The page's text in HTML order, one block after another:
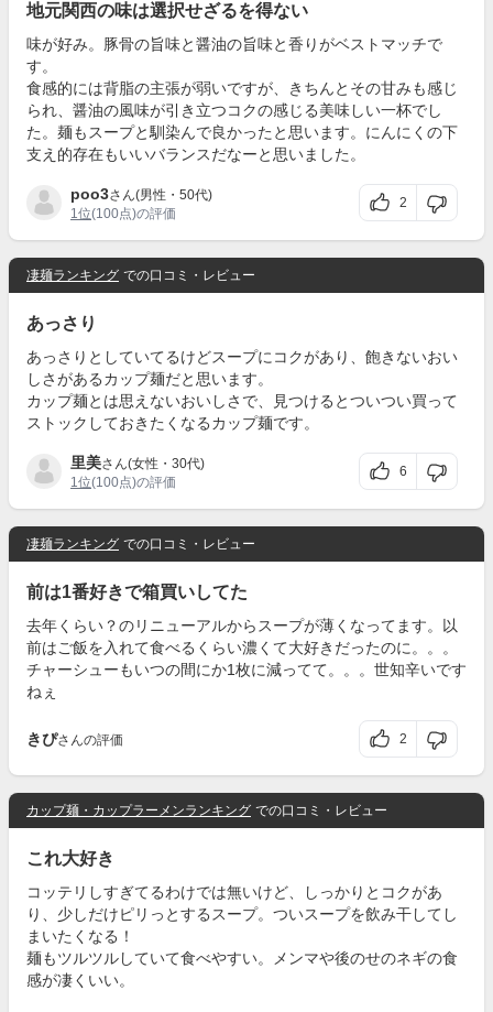
地元関西の味は選択せざるを得ない
味が好み。豚骨の旨味と醤油の旨味と香りがベストマッチで
す。
食感的には背脂の主張が弱いですが、きちんとその甘みも感じ
られ、醤油の風味が引き立つコクの感じる美味しい一杯でし
た。麺もスープと馴染んで良かったと思います。にんにくの下
支え的存在もいいバランスだなーと思いました。
poo3さん(男性・50代)
1位(100点)の評価
2
凄麺ランキング での口コミ・レビュー
あっさり
あっさりとしていてるけどスープにコクがあり、飽きないおい
しさがあるカップ麺だと思います。
カップ麺とは思えないおいしさで、見つけるとついつい買って
ストックしておきたくなるカップ麺です。
里美さん(女性・30代)
1位(100点)の評価
6
凄麺ランキング での口コミ・レビュー
前は1番好きで箱買いしてた
去年くらい？のリニューアルからスープが薄くなってます。以
前はご飯を入れて食べるくらい濃くて大好きだったのに。。。
チャーシューもいつの間にか1枚に減ってて。。。世知辛いです
ねぇ
きぴさんの評価 2
カップ麺・カップラーメンランキング での口コミ・レビュー
これ大好き
コッテリしすぎてるわけでは無いけど、しっかりとコクがあ
り、少しだけピリっとするスープ。ついスープを飲み干してし
まいたくなる！
麺もツルツルしていて食べやすい。メンマや後のせのネギの食
感が凄くいい。